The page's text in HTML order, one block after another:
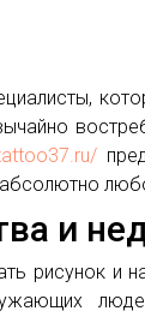
и
рисунок и